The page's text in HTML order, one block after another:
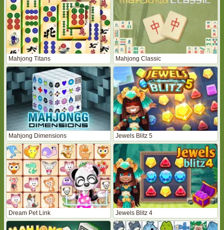
Mahjong Titans Mahjong Classic
Mahjong Dimensions Jewels Blitz 5
Dream Pet Link Jewels Blitz 4